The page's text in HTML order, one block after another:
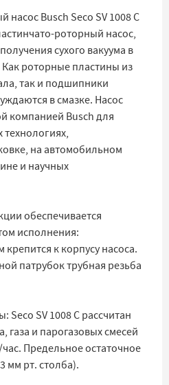
насос Busch Seco SV 1008 С
роторный насос,
сухого вакуума в
Как роторные пластины из
так и подшипники
в смазке. Насос
компанией Busch для
на автомобильном
и научных
обеспечивается
исполнения:
к корпусу насоса.
патрубок трубная резьба
Seco SV 1008 С рассчитан
газа и парогазовых смесей
Предельное остаточное
мм рт. столба).